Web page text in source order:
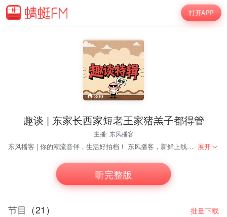
打开APP
309
趣谈 | 东家长西家短老王家猪羔子都得管
主播: 东风播客
东风播客 | 你的潮流音伴，生活好拍档！ 东风播客，新鲜上线！这里有最惊悚的怪谈点燃你的激情，有奇闻趣事、潮流动态打开你的视野，有实用贴士、生活妙招帮你轻松通关日常。无论是通勤路上的片刻，还是独享时光的闲暇，东风播客都用活力满满的声音陪伴你，扫除疲惫，为生活注入新鲜能量。锁定东风，让精彩与好心情，如春风拂面，如影随形！ 听见东风，遇见好时光！马上点击订阅吧！ 展开
听完整版
节目（21） 批量下载